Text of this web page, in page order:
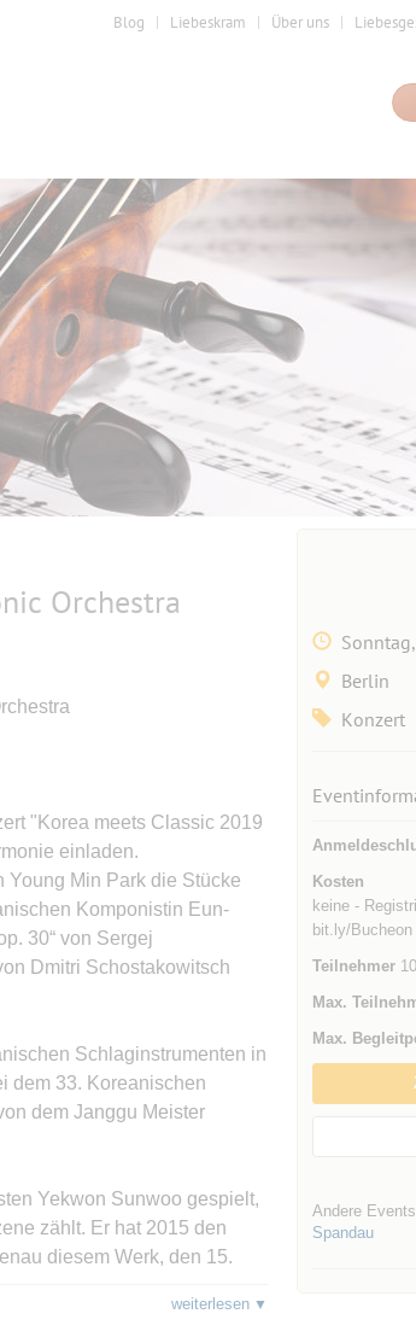
Blog Liebeskram Über uns
Orchestra
"Korea meets Classic 2019
einladen.
Young Min Park die Stücke
Komponistin Eun-
30“ von Sergej
Dmitri Schostakowitsch
Schlaginstrumenten in
dem 33. Koreanischen
dem Janggu Meister
Yekwon Sunwoo gespielt,
zählt. Er hat 2015 den
diesem Werk, den 15.
Details hierzu finden Sie
weiterlesen
Berlin
Konzert
Kosten
keine -
bit.ly/Bucheon
Teilnehmer10
Max.
Max.
Andere
Spandau